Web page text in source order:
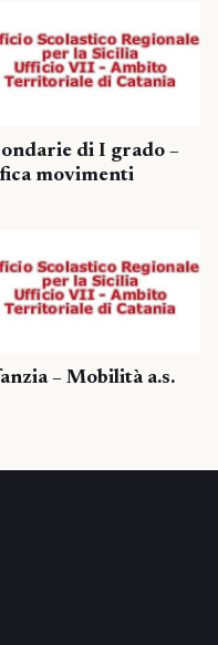
di I grado –
movimenti
– Mobilità a.s.